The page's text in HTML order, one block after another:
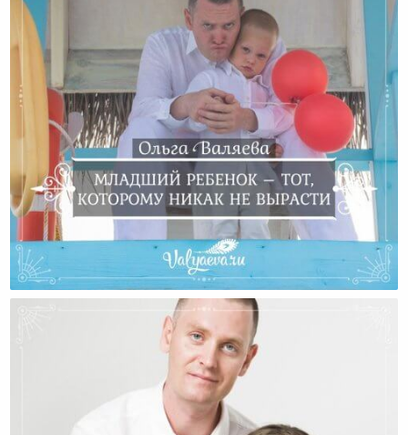
Младший Ребенок – Тот, Которому Никак Не
Вырасти